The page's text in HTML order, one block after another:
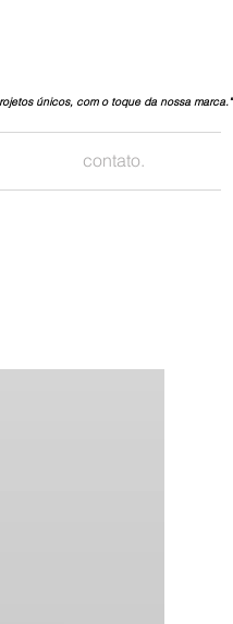
únicos, com o toque da nossa marca."
contato.